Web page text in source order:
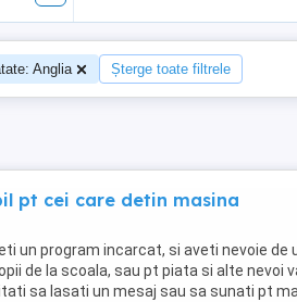
Anglia Șterge toate filtrele
pt cei care detin masina
un program incarcat, si aveti nevoie de
de la scoala, sau pt piata si alte nevoi
sa lasati un mesaj sau sa sunati pt